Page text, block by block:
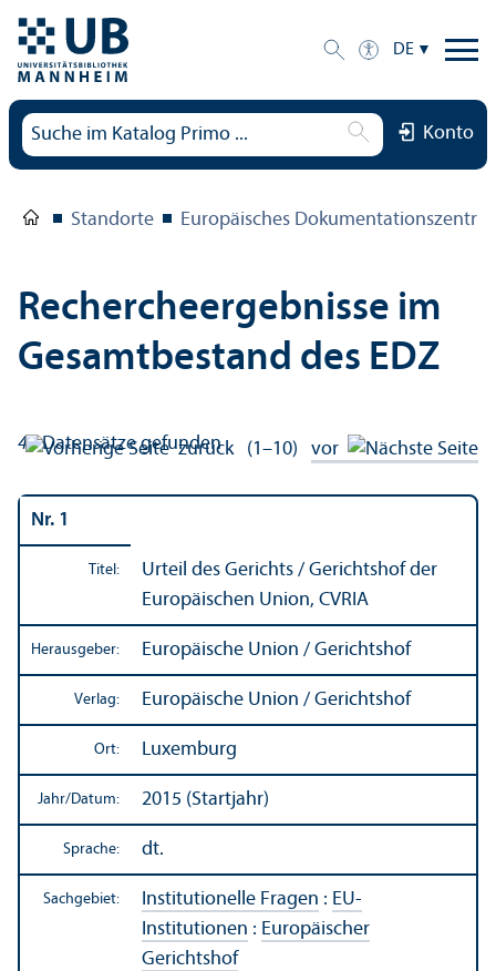
DE
Konto
Standorte Europäisches
Rechercheergebnisse im
Gesamtbestand des EDZ
41Datensätze gefunden
zurück (1–10) vor
Nr. 1
Titel:
Urteil des Gerichts / Gerichtshof der
Europäischen Union, CVRIA
Herausgeber: Europäische Union / Gerichtshof
Verlag: Europäische Union / Gerichtshof
Ort: Luxemburg
Jahr/Datum: 2015 (Startjahr)
Sprache: dt.
Sachgebiet: Institutionelle Fragen : EU-
Institutionen : Europäischer
Gerichtshof